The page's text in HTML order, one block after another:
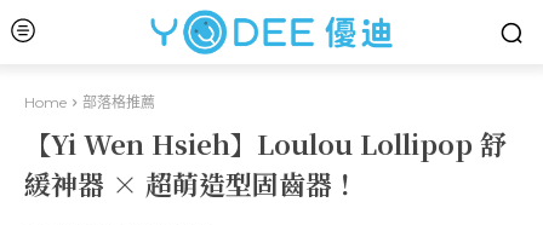
Home 部落格推薦
【Yi Wen Hsieh】Loulou Lollipop 舒
緩神器 × 超萌造型固齒器！